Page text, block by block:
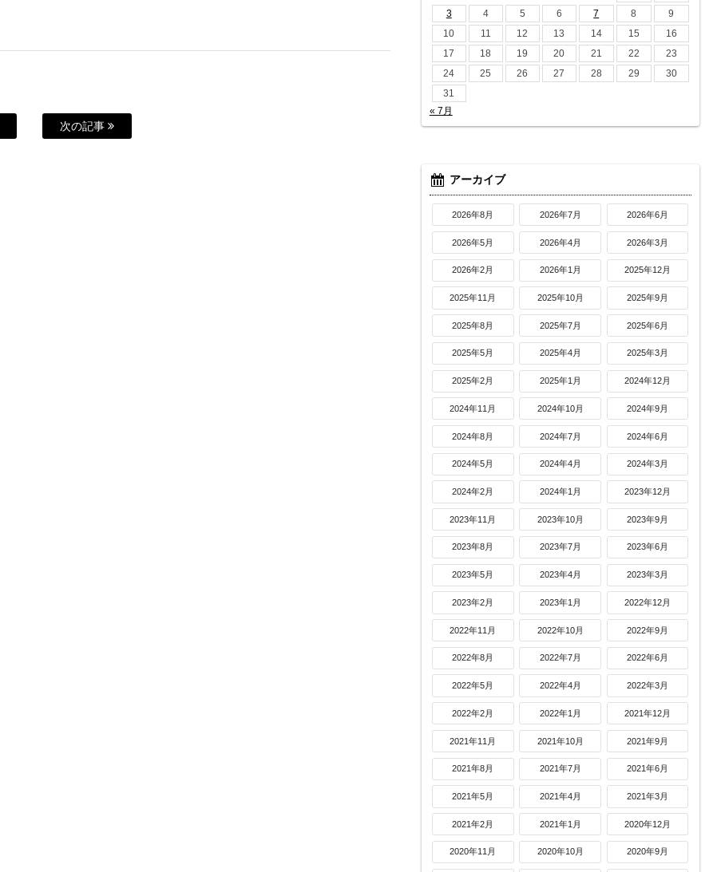
次の記事
3
4 5 6 7 8
9
10
11 12 13 14 15
16
17
18 19 20 21 22
23
24
25 26 27 28 29
30
31
« 7月
アーカイブ
2026年8月 2026年7月 2026年6月
2026年5月 2026年4月 2026年3月
2026年2月 2026年1月 2025年12月
2025年11月 2025年10月 2025年9月
2025年8月 2025年7月 2025年6月
2025年5月 2025年4月 2025年3月
2025年2月 2025年1月 2024年12月
2024年11月 2024年10月 2024年9月
2024年8月 2024年7月 2024年6月
2024年5月 2024年4月 2024年3月
2024年2月 2024年1月 2023年12月
2023年11月 2023年10月 2023年9月
2023年8月 2023年7月 2023年6月
2023年5月 2023年4月 2023年3月
2023年2月 2023年1月 2022年12月
2022年11月 2022年10月 2022年9月
2022年8月 2022年7月 2022年6月
2022年5月 2022年4月 2022年3月
2022年2月 2022年1月 2021年12月
2021年11月 2021年10月 2021年9月
2021年8月 2021年7月 2021年6月
2021年5月 2021年4月 2021年3月
2021年2月 2021年1月 2020年12月
2020年11月 2020年10月 2020年9月